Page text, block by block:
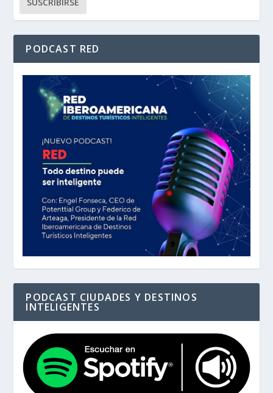
PODCAST RED
PODCAST CIUDADES Y DESTINOS
INTELIGENTES